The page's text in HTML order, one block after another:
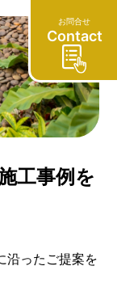
お問合せ
Contact
工事例 を
沿ったご提案を